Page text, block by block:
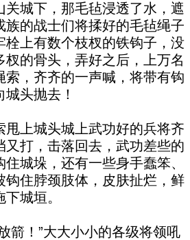
关城下，那毛毡浸透了水，遮
族的战士们将揉好的毛毡绳子
栓上有数个枝杈的铁钩子，没
的骨头，弄好之后，上万名
索，齐齐的一声喊，将带有钩
头抛去！
头城上武功好的兵将齐
又打，击落回去，武功差些的
城垛，还有一些身手蠢笨、
钩住脖颈肢体，皮肤扯烂，鲜
城垣。
”大大小小的各级将领吼